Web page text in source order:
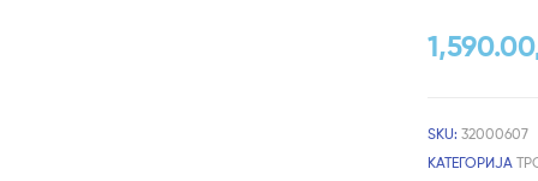
1,590.00
SKU:32000607
КАТЕГОРИЈА